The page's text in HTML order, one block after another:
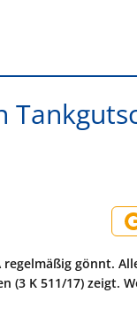
gönnt.
(3 K 511/17) zeigt.